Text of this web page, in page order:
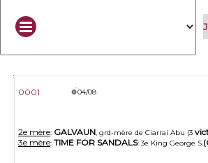
N°DateUpdate
0001 04/08
2e mère: GALVAUN, grd-mère de Ciarrai Abu (3
3e mère: TIME FOR SANDALS: 3e King George S.